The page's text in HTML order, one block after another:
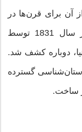
آن برای قرن‌ها در
دل جنگل‌ها پنهان ماند تا اینکه در سال 1831 توسط
دوباره کشف شد.
گسترده
ساخت.